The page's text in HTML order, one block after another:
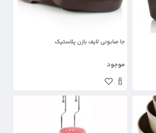
جا صابونی لایف بازن پلاستیک
موجود